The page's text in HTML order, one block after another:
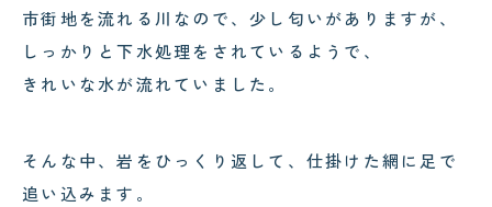
市街地を流れる川なので、少し匂いがありますが、
しっかりと下水処理をされているようで、
きれいな水が流れていました。
そんな中、岩をひっくり返して、仕掛けた網に足で
追い込みます。